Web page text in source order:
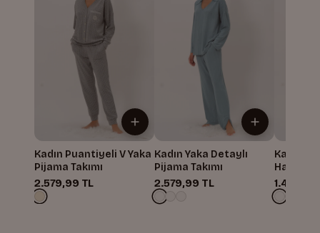
Kadın Puantiyeli V Yaka
Pijama Takımı
2.579,99 TL
Kadın Yaka Detaylı
Pijama Takımı
2.579,99 TL
Kadın
Hamile
1.499,99